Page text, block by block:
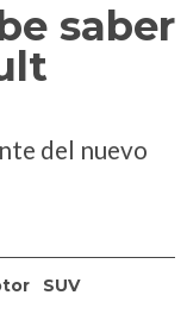
saber
del nuevo
SUV